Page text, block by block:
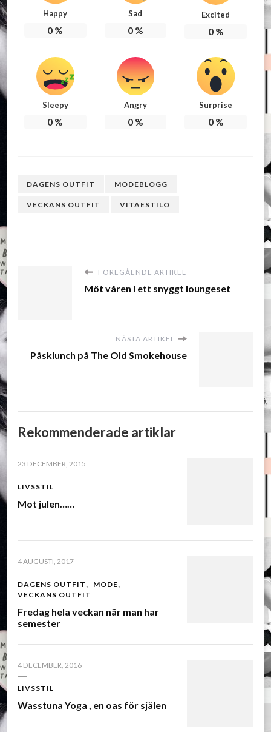
Happy
0 %
Sad
0%
Excited
0%
Sleepy
0 %
Angry
0%
Surprise
0%
DAGENS OUTFIT MODEBLOGG
VECKANS OUTFIT VITAESTILO
FÖREGÅENDE ARTIKEL
Möt våren i ett snyggt loungeset
NÄSTA ARTIKEL
Påsklunch på The Old Smokehouse
Rekommenderade artiklar
23 DECEMBER, 2015
LIVSSTIL
Mot julen……
4 AUGUSTI, 2017
DAGENS OUTFIT
MODE
VECKANS OUTFIT
Fredag hela veckan när man har
semester
4 DECEMBER, 2016
LIVSSTIL
Wasstuna Yoga , en oas för själen